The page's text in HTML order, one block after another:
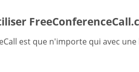
est que n'importe qui avec